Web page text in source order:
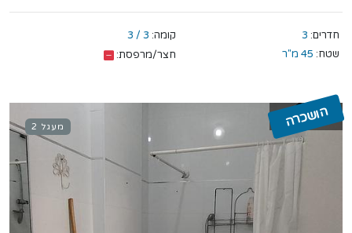
חדרים: 3 קומה: 3 / 3
שטח: 45 מ"ר חצר/מרפסת:
מעגל 2 הושכרה